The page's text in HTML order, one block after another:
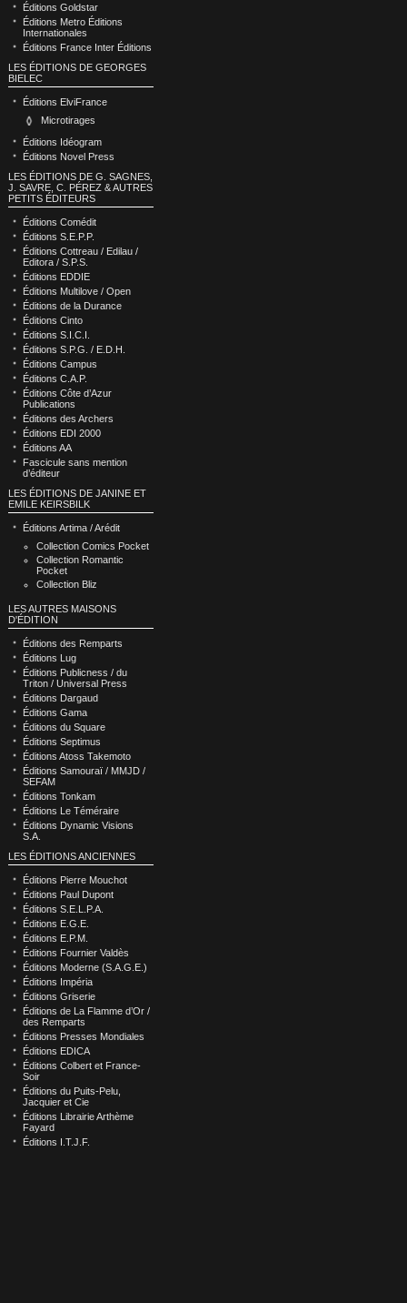
Éditions Goldstar
Éditions Metro Éditions
Internationales
Éditions France Inter Éditions
LES ÉDITIONS DE GEORGES
BIELEC
Éditions ElviFrance
Microtirages
Éditions Idéogram
Éditions Novel Press
LES ÉDITIONS DE G. SAGNES,
J. SAVRE, C. PÉREZ & AUTRES
PETITS ÉDITEURS
Éditions Comédit
Éditions S.E.P.P.
Éditions Cottreau / Edilau /
Editora / S.P.S.
Éditions EDDIE
Éditions Multilove / Open
Éditions de la Durance
Éditions Cinto
Éditions S.I.C.I.
Éditions S.P.G. / E.D.H.
Éditions Campus
Éditions C.A.P.
Éditions Côte d’Azur
Publications
Éditions des Archers
Éditions EDI 2000
Éditions AA
Fascicule sans mention
d’éditeur
LES ÉDITIONS DE JANINE ET
EMILE KEIRSBILK
Éditions Artima / Arédit
Collection Comics Pocket
Collection Romantic
Pocket
Collection Bliz
LES AUTRES MAISONS
D'ÉDITION
Éditions des Remparts
Éditions Lug
Éditions Publicness / du
Triton / Universal Press
Éditions Dargaud
Éditions Gama
Éditions du Square
Éditions Septimus
Éditions Atoss Takemoto
Éditions Samouraï / MMJD /
SEFAM
Éditions Tonkam
Éditions Le Téméraire
Éditions Dynamic Visions
S.A.
LES ÉDITIONS ANCIENNES
Éditions Pierre Mouchot
Éditions Paul Dupont
Éditions S.E.L.P.A.
Éditions E.G.E.
Éditions E.P.M.
Éditions Fournier Valdès
Éditions Moderne (S.A.G.E.)
Éditions Impéria
Éditions Griserie
Éditions de La Flamme d’Or /
des Remparts
Éditions Presses Mondiales
Éditions EDICA
Éditions Colbert et France-
Soir
Éditions du Puits-Pelu,
Jacquier et Cie
Éditions Librairie Arthème
Fayard
Éditions I.T.J.F.